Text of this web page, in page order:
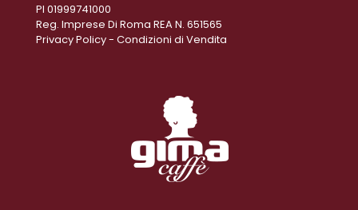
PI 01999741000
Reg. Imprese Di Roma REA N. 651565
Privacy Policy- Condizioni di Vendita